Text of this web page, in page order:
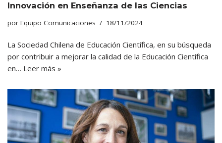
Innovación en Enseñanza de las Ciencias
por Equipo Comunicaciones 18/11/2024
La Sociedad Chilena de Educación Científica, en su búsqueda
por contribuir a mejorar la calidad de la Educación Científica
en… Leer más »